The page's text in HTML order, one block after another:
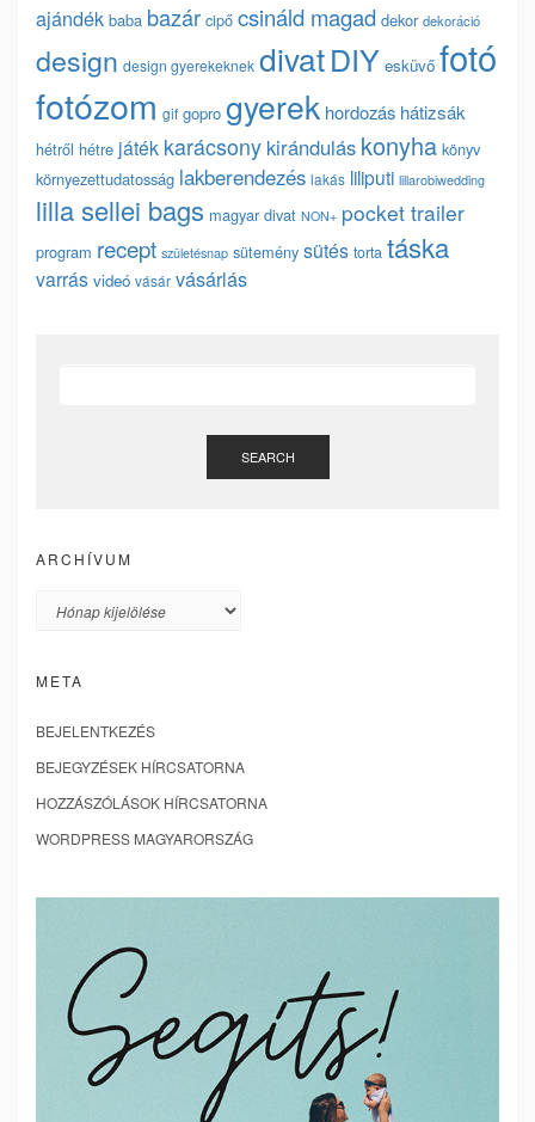
ajándék baba bazár cipő csináld magad dekor dekoráció
design design gyerekeknek divatDIY esküvő fotó
fotózom gif gopro gyerek hordozás hátizsák
hétről hétre játék karácsony kirándulás konyha könyv
környezettudatosság lakberendezés lakás liliputi lillarobiwedding
lilla sellei bags magyar divat NON+ pocket trailer
program recept születésnap sütemény sütés torta táska
varrás videó vásár vásárlás
SEARCH
ARCHÍVUM
Archívum
META
BEJELENTKEZÉS
BEJEGYZÉSEK HÍRCSATORNA
HOZZÁSZÓLÁSOK HÍRCSATORNA
WORDPRESS MAGYARORSZÁG